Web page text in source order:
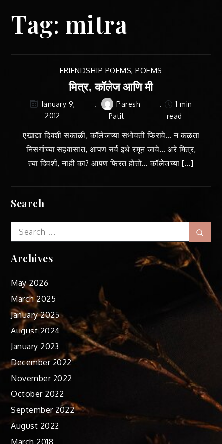
Tag: mitra
FRIENDSHIP POEMS,POEMS
मित्र, कॉलेज आणि मी
January 9,
2012
Paresh
Patil
1 min
read
एखाद्या दिवशी सकाळी, कॉलेजच्या सभोवती फिरावे… न कळता
निसर्गाच्या सहवासात, आपण सर्व इथे रमून जावे… अरे मित्र,
त्या दिवशी, नाही का? आपण फिरत होतो… कॉलेजच्या […]
Search
Search
for:
Archives
May 2026
March 2025
January 2025
August 2024
January 2023
December 2022
November 2022
October 2022
September 2022
August 2022
March 2018